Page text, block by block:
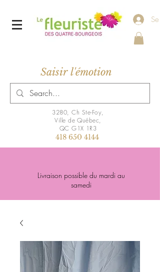
Saisir l'émotion
3280, Ch Ste-Foy,
Ville de Québec,
QC G1X 1R3
418 650 4144
Livraison possible du mardi au
samedi